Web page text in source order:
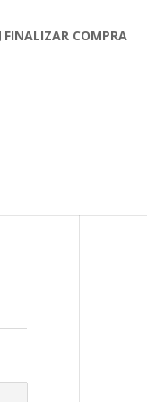
FINALIZAR COMPRA